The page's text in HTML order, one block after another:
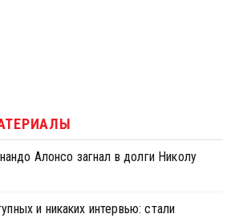
Алонсо загнал в долги Николу
и никаких интервью: стали